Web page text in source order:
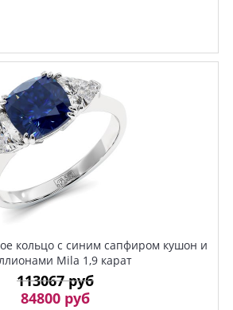
кольцо с синим сапфиром кушон и
Mila 1,9 карат
113067 руб
84800 руб